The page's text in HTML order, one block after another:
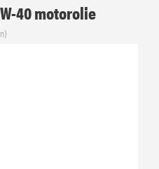
40 motorolie